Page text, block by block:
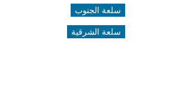
سلعة الجنوب
سلعة الشرقية